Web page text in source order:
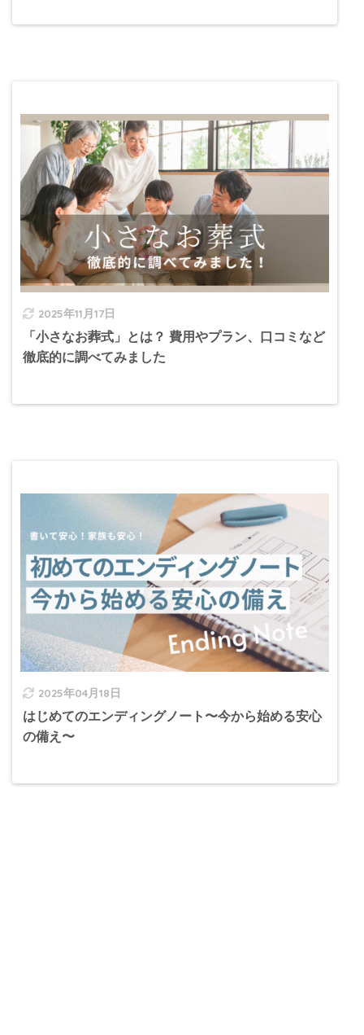
2025年11月17日
「小さなお葬式」とは？ 費用やプラン、口コミなど
徹底的に調べてみました
2025年04月18日
はじめてのエンディングノート〜今から始める安心
の備え〜